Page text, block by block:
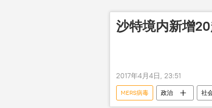
沙特境内新增
2017年4月4日, 23:51
MERS病毒 政治 社